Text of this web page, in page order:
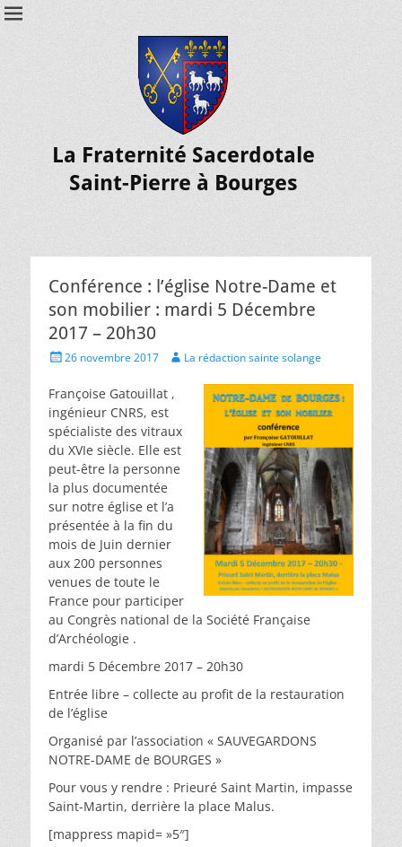
La Fraternité Sacerdotale
Saint-Pierre à Bourges
Conférence : l’église Notre-Dame et
son mobilier : mardi 5 Décembre
2017 – 20h30
26 novembre 2017 La rédaction sainte solange
Françoise Gatouillat ,
ingénieur CNRS, est
spécialiste des vitraux
du XVIe siècle. Elle est
peut-être la personne
la plus documentée
sur notre église et l’a
présentée à la fin du
mois de Juin dernier
aux 200 personnes
venues de toute le
France pour participer
au Congrès national de la Société Française
d’Archéologie .
mardi 5 Décembre 2017 – 20h30
Entrée libre – collecte au profit de la restauration
de l’église
Organisé par l’association « SAUVEGARDONS
NOTRE-DAME de BOURGES »
Pour vous y rendre : Prieuré Saint Martin, impasse
Saint-Martin, derrière la place Malus.
[mappress mapid= »5″]